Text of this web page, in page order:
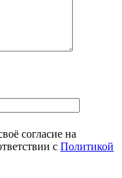
согласие на
с Политикой